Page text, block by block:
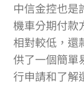
中信金控也是
機車分期付款
相對較低，還
供了一個簡單
行申請和了解